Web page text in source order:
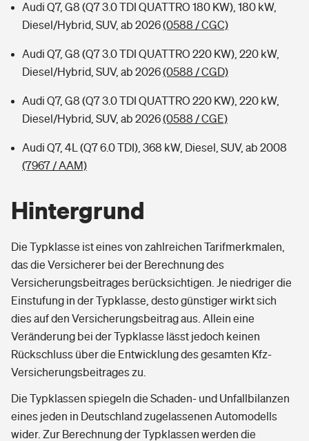
Audi Q7, G8 (Q7 3.0 TDI QUATTRO 180 KW), 180 kW,
Diesel/Hybrid, SUV, ab 2026(0588 / CGC)
Audi Q7, G8 (Q7 3.0 TDI QUATTRO 220 KW), 220 kW,
Diesel/Hybrid, SUV, ab 2026(0588 / CGD)
Audi Q7, G8 (Q7 3.0 TDI QUATTRO 220 KW), 220 kW,
Diesel/Hybrid, SUV, ab 2026(0588 / CGE)
Audi Q7, 4L (Q7 6.0 TDI), 368 kW, Diesel, SUV, ab 2008
(7967 / AAM)
Hintergrund
Die Typklasse ist eines von zahlreichen Tarifmerkmalen,
das die Versicherer bei der Berechnung des
Versicherungsbeitrages berücksichtigen. Je niedriger die
Einstufung in der Typklasse, desto günstiger wirkt sich
dies auf den Versicherungsbeitrag aus. Allein eine
Veränderung bei der Typklasse lässt jedoch keinen
Rückschluss über die Entwicklung des gesamten Kfz-
Versicherungsbeitrages zu.
Die Typklassen spiegeln die Schaden- und Unfallbilanzen
eines jeden in Deutschland zugelassenen Automodells
wider. Zur Berechnung der Typklassen werden die